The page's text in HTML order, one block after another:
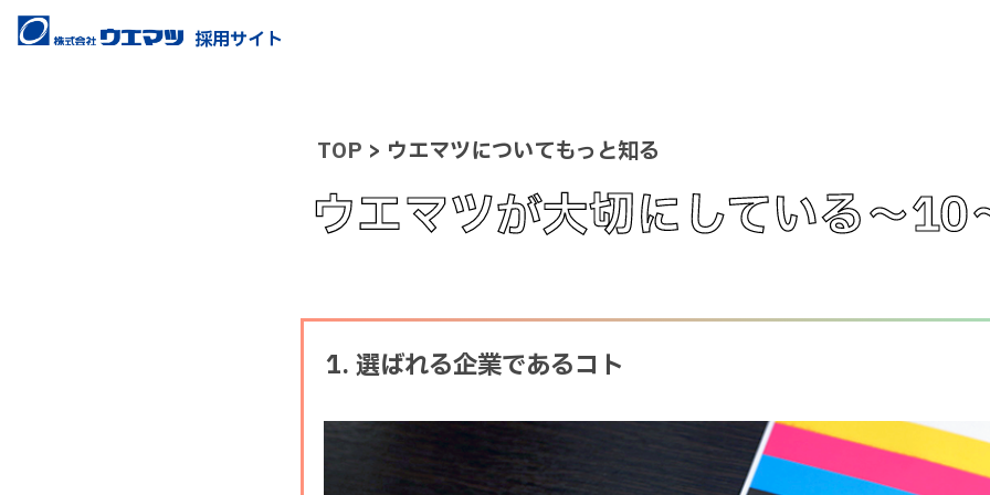
採用サイト
TOP > ウエマツについてもっと知る
ウエマツが大切にしている～10
1. 選ばれる企業であるコト